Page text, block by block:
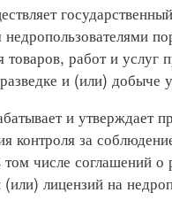
государственный
товаров, работ и услуг
и (или) добыче
и утверждает
контроля за
том числе соглашений о
лицензий на